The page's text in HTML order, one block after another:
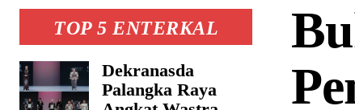
TOP 5 ENTERKAL
Dekranasda
Palangka Raya